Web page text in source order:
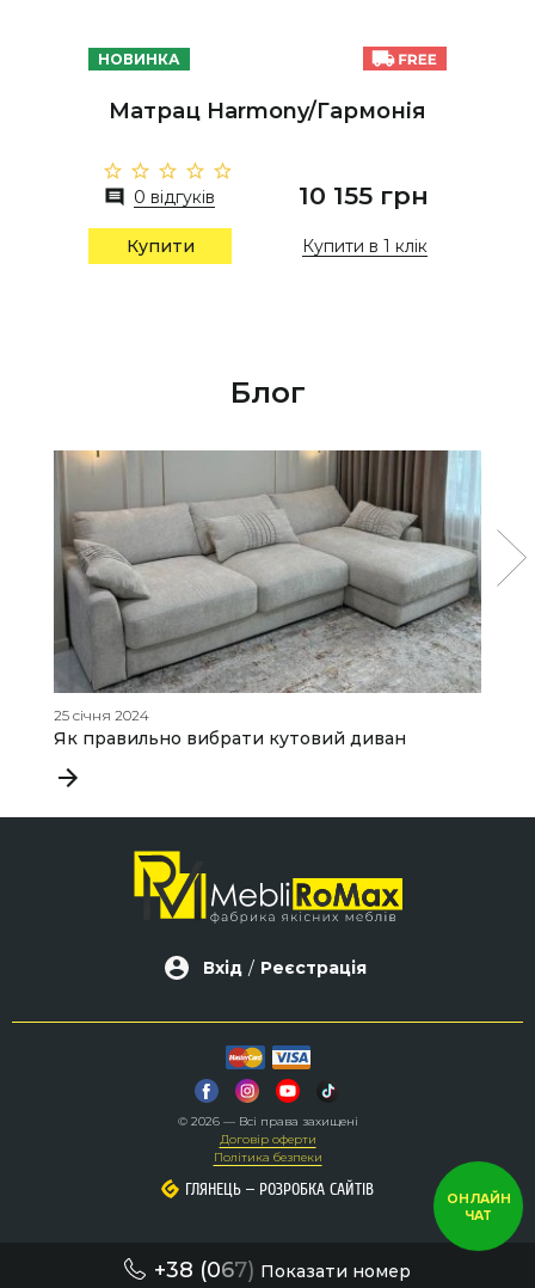
+38 (067) Показати номер
НОВИНКА
Матрац Harmony/Гармонія
0 відгуків 10 155 грн
Купити Купити в 1 клік
Блог
25 січня 2024
Як правильно вибрати кутовий диван
Вхід / Реєстрація
© 2026 — Всі права захищені
Договір оферти
Політика безпеки
ГЛЯНЕЦЬ – РОЗРОБКА САЙТІВ
ГЛЯНЕЦЬ – РОЗРОБКА САЙТІВ
ОНЛАЙН
ЧАТ